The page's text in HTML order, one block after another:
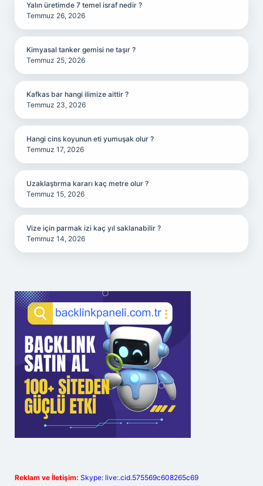
Yalın üretimde 7 temel israf nedir ?
Temmuz 26, 2026
Kimyasal tanker gemisi ne taşır ?
Temmuz 25, 2026
Kafkas bar hangi ilimize aittir ?
Temmuz 23, 2026
Hangi cins koyunun eti yumuşak olur ?
Temmuz 17, 2026
Uzaklaştırma kararı kaç metre olur ?
Temmuz 15, 2026
Vize için parmak izi kaç yıl saklanabilir ?
Temmuz 14, 2026
Reklam ve İletişim: Skype: live:.cid.575569c608265c69